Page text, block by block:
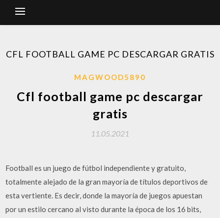
CFL FOOTBALL GAME PC DESCARGAR GRATIS
MAGWOOD5890
Cfl football game pc descargar
gratis
11.05.2021
Football es un juego de fútbol independiente y gratuito,
totalmente alejado de la gran mayoría de títulos deportivos de
esta vertiente. Es decir, donde la mayoría de juegos apuestan
por un estilo cercano al visto durante la época de los 16 bits,